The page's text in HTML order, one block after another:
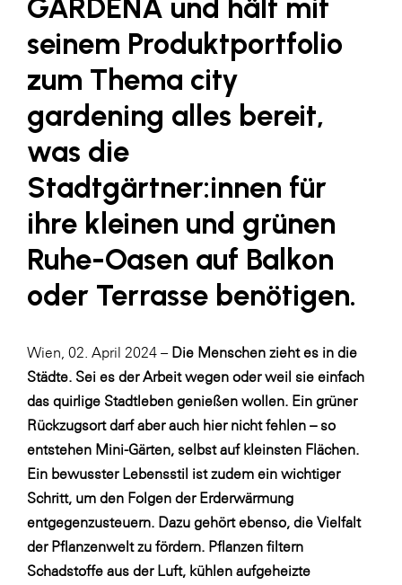
SERVICE&MORE
SKINUANCE®
Somfy
Sony DADC
SPIEGLTEC
STIHL Tirol
Trend Micro
TAG GmbH
VALETTA
Wirtschaftskammer Salzburg
WKS Fachgruppe Fahrzeughandel und
Fahrzeugtechnik
WKS Fachgruppe Finanzdienstleister
WK UBIT
Zühlke
Media
GARDENA und hält mit
seinem Produktportfolio
zum Thema city
gardening alles bereit,
was die
Stadtgärtner:innen für
ihre kleinen und grünen
Ruhe-Oasen auf Balkon
oder Terrasse benötigen.
Wien, 02. April 2024 – Die Menschen zieht es in die
Städte. Sei es der Arbeit wegen oder weil sie einfach
das quirlige Stadtleben genießen wollen. Ein grüner
Rückzugsort darf aber auch hier nicht fehlen – so
entstehen Mini-Gärten, selbst auf kleinsten Flächen.
Ein bewusster Lebensstil ist zudem ein wichtiger
Schritt, um den Folgen der Erderwärmung
entgegenzusteuern. Dazu gehört ebenso, die Vielfalt
der Pflanzenwelt zu fördern. Pflanzen filtern
Schadstoffe aus der Luft, kühlen aufgeheizte